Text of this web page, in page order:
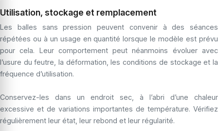
Utilisation, stockage et remplacement
Les balles sans pression peuvent convenir à des séances
répétées ou à un usage en quantité lorsque le modèle est prévu
pour cela. Leur comportement peut néanmoins évoluer avec
l’usure du feutre, la déformation, les conditions de stockage et la
fréquence d’utilisation.
Conservez-les dans un endroit sec, à l’abri d’une chaleur
excessive et de variations importantes de température. Vérifiez
régulièrement leur état, leur rebond et leur régularité.